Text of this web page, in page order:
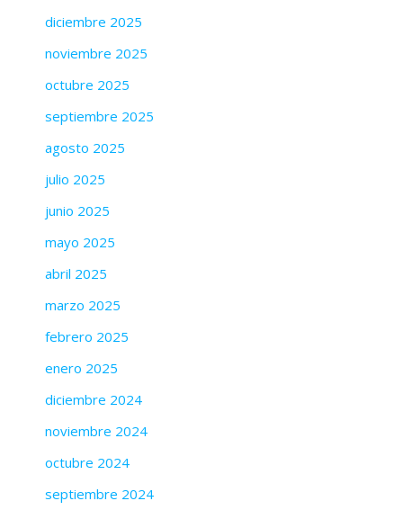
diciembre 2025
noviembre 2025
octubre 2025
septiembre 2025
agosto 2025
julio 2025
junio 2025
mayo 2025
abril 2025
marzo 2025
febrero 2025
enero 2025
diciembre 2024
noviembre 2024
octubre 2024
septiembre 2024